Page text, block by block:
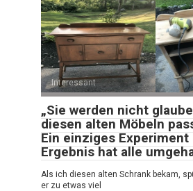
Interessant
„Sie werden nicht
diesen alten Möbeln
Ein einziges Experiment
Ergebnis hat alle
Als ich diesen alten Schrank bekam,
er zu etwas viel